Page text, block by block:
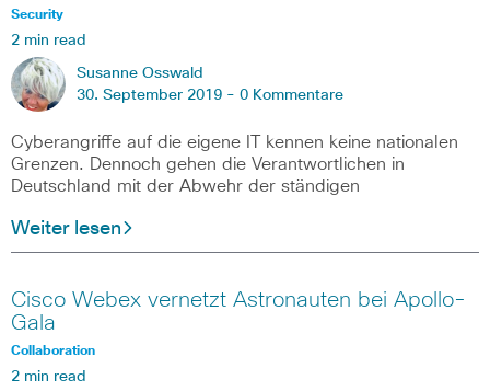
Security
2 min read
Susanne Osswald
30. September 2019 - 0 Kommentare
Cyberangriffe auf die eigene IT kennen keine nationalen
Grenzen. Dennoch gehen die Verantwortlichen in
Deutschland mit der Abwehr der ständigen
Weiter lesen
Cisco Webex vernetzt Astronauten bei Apollo-
Gala
Collaboration
2 min read